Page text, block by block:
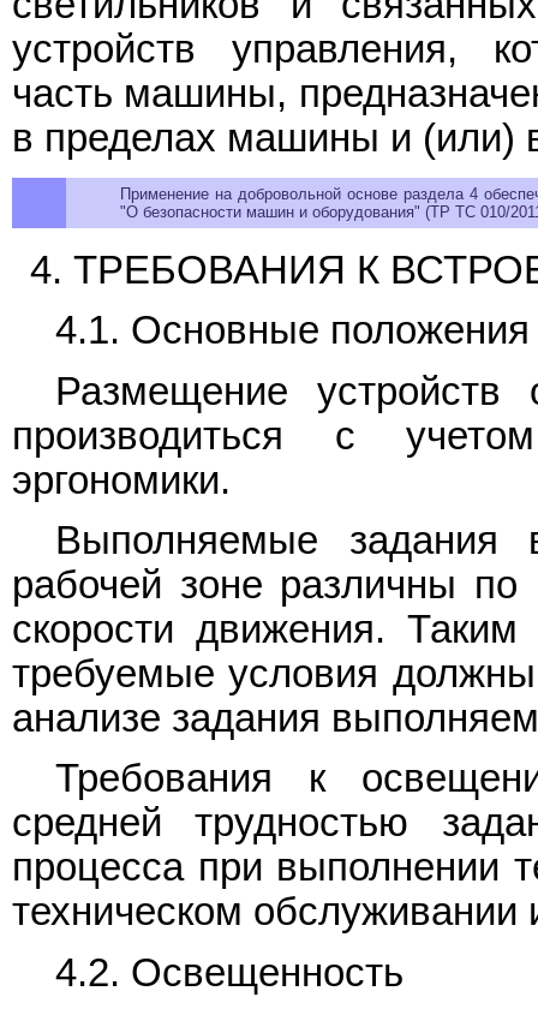
устройств управления,
часть машины,
в пределах машины и (или)
Применение на добровольной основе раздела 4
"О безопасности машин и оборудования" (ТР ТС 010/
4. ТРЕБОВАНИЯ К
4.1. Основные положения
Размещение
производиться с
эргономики.
Выполняемые
рабочей зоне различны по
скорости движения.
требуемые условия
анализе задания
Требования к
средней трудностью
процесса при выполнении
техническом обслуживании
4.2. Освещенность